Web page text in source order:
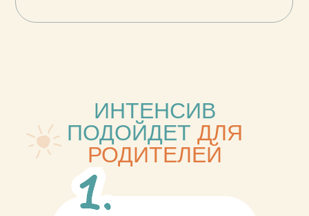
ИНТЕНСИВ
ПОДОЙДЕТ ДЛЯ
РОДИТЕЛЕЙ